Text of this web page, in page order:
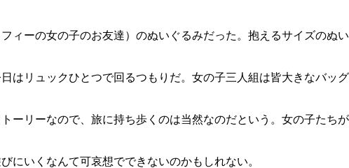
ィーの女の子のお友達）のぬいぐるみだった。抱えるサイズのぬい
はリュックひとつで回るつもりだ。女の子三人組は皆大きなバッグ
ーリーなので、旅に持ち歩くのは当然なのだという。女の子たちが
にいくなんて可哀想でできないのかもしれない。